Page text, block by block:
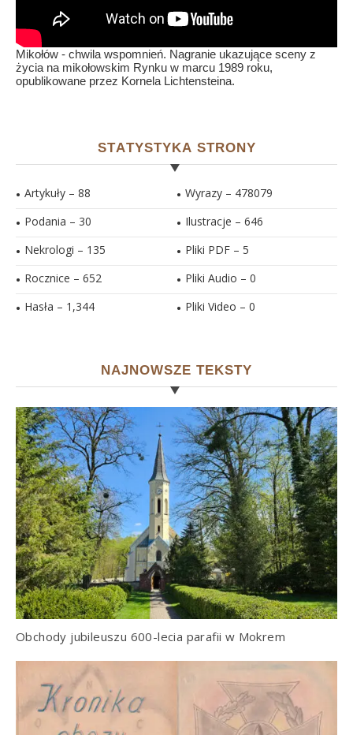
Mikołów - chwila wspomnień. Nagranie ukazujące sceny z
życia na mikołowskim Rynku w marcu 1989 roku,
opublikowane przez Kornela Lichtensteina.
STATYSTYKA STRONY
Artykuły – 88
Podania – 30
Nekrologi – 135
Rocznice – 652
Hasła – 1,344
Wyrazy – 478079
Ilustracje – 646
Pliki PDF – 5
Pliki Audio – 0
Pliki Video – 0
NAJNOWSZE TEKSTY
Obchody jubileuszu 600-lecia parafii w Mokrem